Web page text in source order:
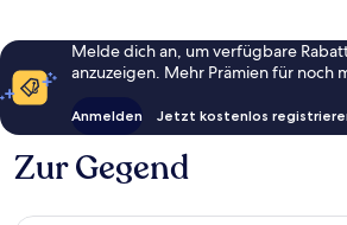
Melde dich an, um verfügbare
anzuzeigen. Mehr Prämien für noch
Anmelden Jetzt kostenlos
Zur Gegend